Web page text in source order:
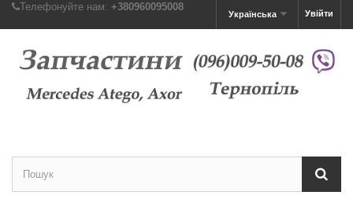
Увійти
Українська
Телефонуйте нам: +380960095008